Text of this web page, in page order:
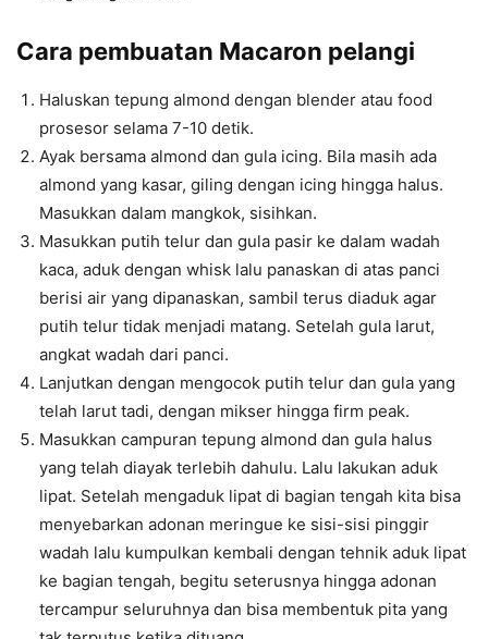
Cara pembuatan Macaron pelangi
Haluskan tepung almond dengan blender atau food
prosesor selama 7-10 detik.
Ayak bersama almond dan gula icing. Bila masih ada
almond yang kasar, giling dengan icing hingga halus.
Masukkan dalam mangkok, sisihkan.
Masukkan putih telur dan gula pasir ke dalam wadah
kaca, aduk dengan whisk lalu panaskan di atas panci
berisi air yang dipanaskan, sambil terus diaduk agar
putih telur tidak menjadi matang. Setelah gula larut,
angkat wadah dari panci.
Lanjutkan dengan mengocok putih telur dan gula yang
telah larut tadi, dengan mikser hingga firm peak.
Masukkan campuran tepung almond dan gula halus
yang telah diayak terlebih dahulu. Lalu lakukan aduk
lipat. Setelah mengaduk lipat di bagian tengah kita bisa
menyebarkan adonan meringue ke sisi-sisi pinggir
wadah lalu kumpulkan kembali dengan tehnik aduk lipat
ke bagian tengah, begitu seterusnya hingga adonan
tercampur seluruhnya dan bisa membentuk pita yang